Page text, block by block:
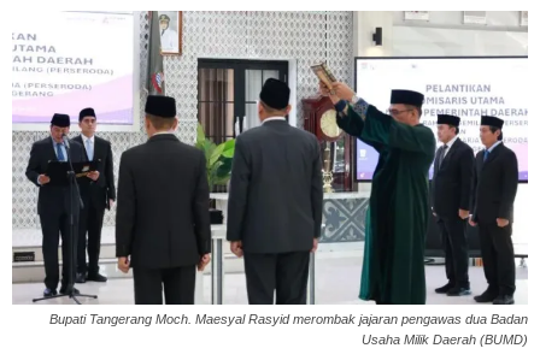
Bupati Tangerang Moch. Maesyal Rasyid merombak jajaran pengawas dua Badan
Usaha Milik Daerah (BUMD)